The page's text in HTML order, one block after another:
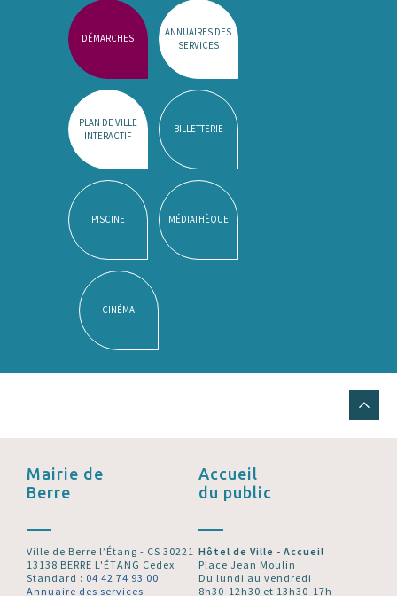
DÉMARCHES
ANNUAIRES DES
SERVICES
PLAN DE VILLE
INTERACTIF
BILLETTERIE
PISCINE MÉDIATHÈQUE
CINÉMA
Mairie de
Berre
Ville de Berre l’Étang - CS 30221
13138 BERRE L'ÉTANG Cedex
Standard : 04 42 74 93 00
Annuaire des services
Accueil
du public
Hôtel de Ville - Accueil
Place Jean Moulin
Du lundi au vendredi
8h30-12h30 et 13h30-17h